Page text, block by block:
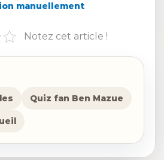
manuellement
Notez cet article !
Quiz fan Ben Mazue